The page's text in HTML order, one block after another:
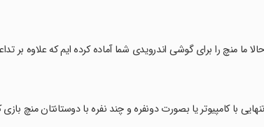
‏حالا ما منچ را برای گوشی اندرویدی شما آماده کرده ایم که علاوه بر
‏تنهایی با کامپیوتر یا بصورت دونفره و چند نفره با دوستانتان منچ